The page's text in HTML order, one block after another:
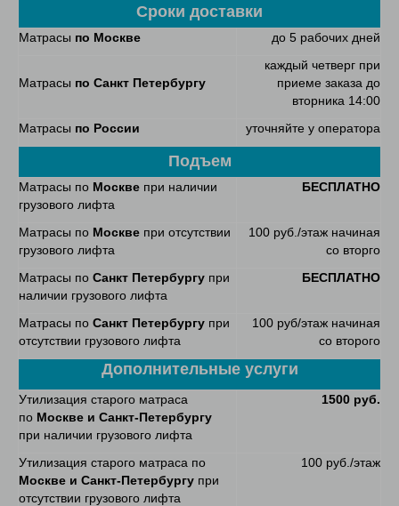
Сроки доставки
Матрасы по Москве до 5 рабочих дней
Матрасы по Санкт Петербургу
каждый четверг при
приеме заказа до
вторника 14:00
Матрасы по России уточняйте у оператора
Подъем
Матрасы по Москве при наличии
грузового лифта
БЕСПЛАТНО
Матрасы по Москве при отсутствии
грузового лифта
100 руб./этаж начиная
со вторго
Матрасы по Санкт Петербургу при
наличии грузового лифта
БЕСПЛАТНО
Матрасы по Санкт Петербургу при
отсутствии грузового лифта
100 руб/этаж начиная
со второго
Дополнительные услуги
Утилизация старого матраса
по Москве и Санкт-Петербургу
при наличии грузового лифта
1500 руб.
Утилизация старого матраса по
Москве и Санкт-Петербургу при
отсутствии грузового лифта
100 руб./этаж